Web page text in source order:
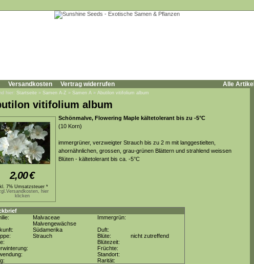
Versandkosten Vertrag widerrufen Alle Artikel
hier: Startseite » Samen A-Z » Samen A » Abutilon vitifolium album
vitifolium album
2,00€
7% Umsatzsteuer *
hier
klicken
Schönmalve, Flowering Maple kältetolerant bis zu -5°C
(10 Korn)
immergrüner, verzweigter Strauch bis zu 2 m mit langgestielten,
ahornähnlichen, grossen, grau-grünen Blättern und strahlend weissen
Blüten - kältetolerant bis ca. -5°C
Malvaceae
Malvengewächse
Immergrün:
Südamerika
Duft:
Strauch Blüte:
nicht zutreffend
Blütezeit:
Früchte:
Standort:
Rarität: